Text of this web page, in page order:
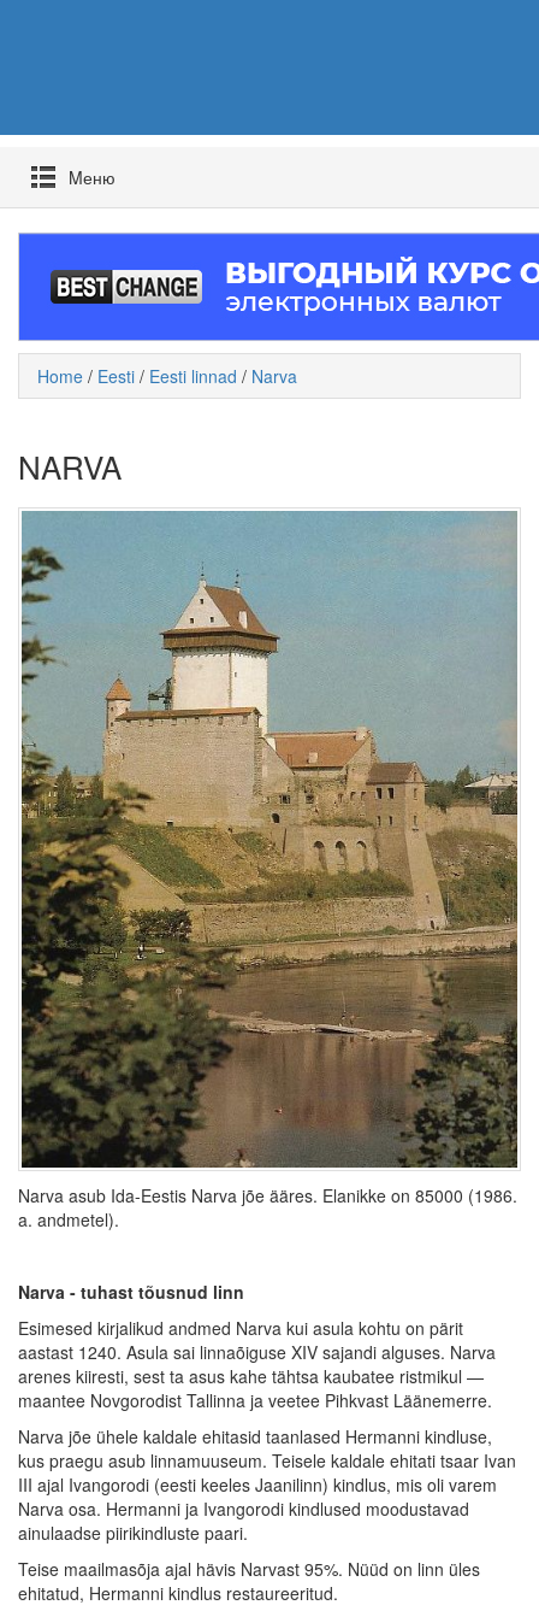
Mеню
Home / Eesti / Eesti linnad / Narva
NARVA
Narva asub Ida-Eestis Narva jõe ääres. Elanikke on 85000 (1986.
a. andmetel).
Narva - tuhast tõusnud linn
Esimesed kirjalikud andmed Narva kui asula kohtu on pärit
aastast 1240. Asula sai linnaõiguse XIV sajandi alguses. Narva
arenes kiiresti, sest ta asus kahe tähtsa kaubatee ristmikul —
maantee Novgorodist Tallinna ja veetee Pihkvast Läänemerre.
Narva jõe ühele kaldale ehitasid taanlased Hermanni kindluse,
kus praegu asub linnamuuseum. Teisele kaldale ehitati tsaar Ivan
III ajal Ivangorodi (eesti keeles Jaanilinn) kindlus, mis oli varem
Narva osa. Hermanni ja Ivangorodi kindlused moodustavad
ainulaadse piirikindluste paari.
Teise maailmasõja ajal hävis Narvast 95%. Nüüd on linn üles
ehitatud, Hermanni kindlus restaureeritud.